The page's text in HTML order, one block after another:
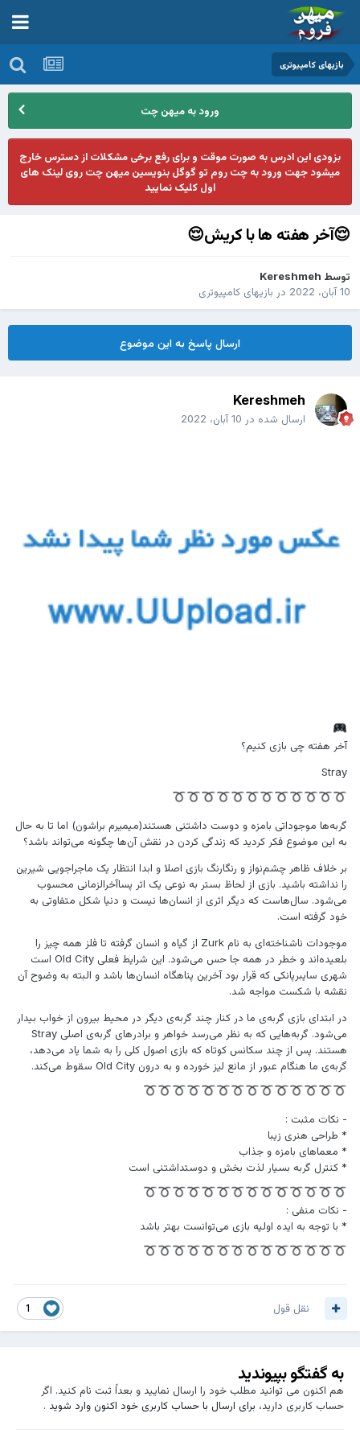
بازیهای کامپیوتری
ورود به میهن چت
بزودی این ادرس به صورت موقت و برای رفع برخی مشکلات از دسترس خارج
میشود جهت ورود به چت روم تو گوگل بنویسین میهن چت روی لینک های
اول کلیک نمایید
😌آخر هفته ها با کریش😌
توسط Kereshmeh
10 آبان، 2022
در بازیهای کامپیوتری
ارسال پاسخ به این موضوع
Kereshmeh
ارسال شده در 10 آبان، 2022
آخر هفته چی بازی کنیم؟
Stray
گربه‌ها موجوداتی بامزه و دوست داشتنی هستند(میمیرم براشون) اما تا به حال
به این موضوع فکر کردید که زندگی کردن در نقش آن‌ها چگونه می‌تواند باشد؟
بر خلاف ظاهر چشم‌نواز و رنگارنگ بازی اصلا و ابدا انتظار یک ماجراجویی شیرین
را نداشته باشید. بازی از لحاظ بستر به نوعی یک اثر پساآخرالزمانی محسوب
می‌شود. سال‌هاست که دیگر اثری از انسان‌ها نیست و دنیا شکل متفاوتی به
خود گرفته است.
موجودات ناشناخته‌ای به نام Zurk از گیاه و انسان گرفته تا فلز همه چیز را
بلعیده‌اند و خطر در همه جا حس می‌شود. این شرایط فعلی Old City است
شهری سایبرپانکی که قرار بود آخرین پناهگاه انسان‌ها باشد و البته به وضوح آن
نقشه با شکست مواجه شد.
در ابتدای بازی گربه‌ی ما در کنار چند گربه‌ی دیگر در محیط بیرون از خواب بیدار
می‌شود. گربه‌هایی که به نظر می‌رسد خواهر و برادر‌های گربه‌ی اصلی Stray
هستند. پس از چند سکانس کوتاه که بازی اصول کلی را به شما یاد می‌دهد،
گربه‌ی ما هنگام عبور از مانع لیز خورده و به درون Old City سقوط می‌کند.
- نکات مثبت :
* طراحی هنری زیبا
* معماهای بامزه و جذاب
* کنترل گربه بسیار لذت بخش و دوستداشتنی است
- نکات منفی :
* با توجه به ایده اولیه بازی می‌توانست بهتر باشد
نقل قول
به گفتگو بپیوندید
هم اکنون می توانید مطلب خود را ارسال نمایید و بعداً ثبت نام کنید. اگر
حساب کاربری دارید، برای ارسال با حساب کاربری خود اکنون وارد شوید.